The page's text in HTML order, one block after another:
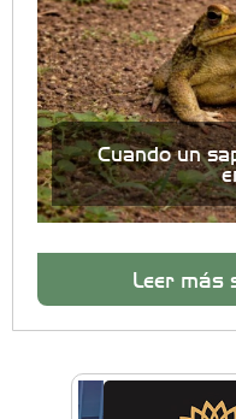
Cuando un
Leer más